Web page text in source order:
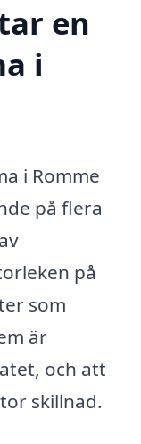
en
i
i Romme
på flera
på
som
är
och att
skillnad.